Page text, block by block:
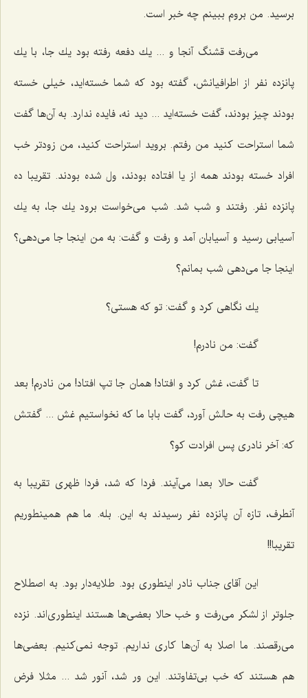
برسید. من بروم ببینم چه خبر است.
می‌رفت قشنگ آنجا و ... یك دفعه رفته بود یك جا، با یك
پانزده نفر از اطرافیانش، گفته بود كه شما خسته‌اید، خیلی خسته
بودند چیز بودند، گفت خسته‌اید ... دید نه، فایده ندارد. به آن‌ها گفت
شما استراحت كنید من رفتم. بروید استراحت كنید، من زودتر خب
افراد خسته بودند همه از یا افتاده بودند، ول شده بودند. تقریبا ده
پانزده نفر. رفتند و شب شد. شب می‌خواست برود یك جا، به یك
آسیابی رسید و آسیابان آمد و رفت و گفت: به من اینجا جا می‌دهی؟
اینجا جا می‌دهی شب بمانم؟
یك نگاهی كرد و گفت: تو كه هستی؟
گفت: من نادرم!
تا گفت، غش كرد و افتاد! همان جا تپ افتاد! من نادرم! بعد
هیچی رفت به حالش آورد، گفت بابا ما كه نخواستیم غش ... گفتش
كه: آخر نادری پس افرادت كو؟
گفت حالا بعدا می‌آیند. فردا كه شد، فردا ظهری تقریبا به
آنطرف، تازه آن پانزده نفر رسیدند به این. بله. ما هم همینطوریم
تقریبا!!
این آقای جناب نادر اینطوری بود. طلایه‌دار بود. به اصطلاح
جلوتر از لشكر می‌رفت و خب حالا بعضی‌ها هستند اینطوری‌اند. نزده
می‌رقصند. ما اصلا به آن‌ها كاری نداریم. توجه نمی‌كنیم. بعضی‌ها
هم هستند كه خب بی‌تفاوتند. این ور شد، آنور شد ... مثلا فرض